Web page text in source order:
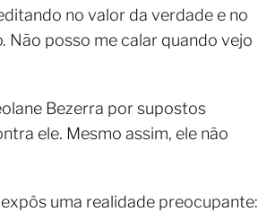
no valor da verdade e no
Não posso me calar quando vejo
Bezerra por supostos
ele. Mesmo assim, ele não
uma realidade preocupante: